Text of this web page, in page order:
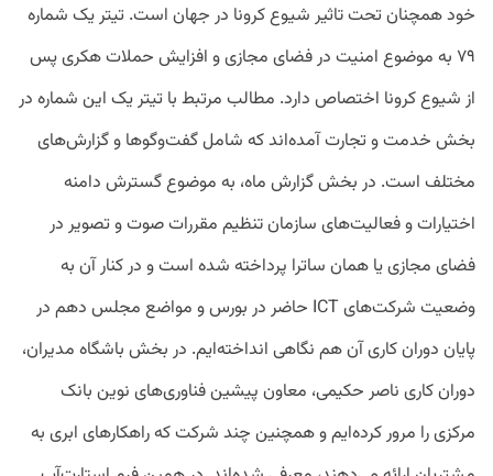
خود همچنان تحت تاثیر شیوع کرونا در جهان است. تیتر یک شماره
۷۹ به موضوع امنیت در فضای مجازی و افزایش حملات هکری پس
از شیوع کرونا اختصاص دارد. مطالب مرتبط با تیتر یک این شماره در
بخش خدمت و تجارت آمده‌اند که شامل گفت‌وگوها و گزارش‌های
مختلف است. در بخش گزارش ماه، به موضوع گسترش دامنه
اختیارات و فعالیت‌های سازمان تنظیم مقررات صوت و تصویر در
فضای مجازی یا همان ساترا پرداخته شده است و در کنار آن به
وضعیت شرکت‌های ICT حاضر در بورس و مواضع مجلس دهم در
پایان دوران کاری آن هم نگاهی انداخته‌ایم. در بخش باشگاه مدیران،
دوران کاری ناصر حکیمی، معاون پیشین فناوری‌های نوین بانک
مرکزی را مرور کرده‌ایم و همچنین چند شرکت که راهکارهای ابری به